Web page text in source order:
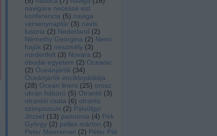
navigare necesse est
konferencia (5) naviga
versenynaptár (3) navis
lusoria (2) Nederland (2)
Némethy Georgina (2) Nemi
hajók (2) neszmély (3)
nordenfelt (3) Novara (2)
óbudai egyetem (2) Oceanic
(2) Óceánjárók (34)
Óceánjárók enciklopédiája
(28) Ocean liners (25) orosz
ukrán háború (5) Otrantó (3)
otrantói csata (6) otranto
szimpozium (2) Pálvölgyi
József (13) pannonia (4) Pék
György (2) pelles márton (3)
Peter Meersman (2) Péter Pál